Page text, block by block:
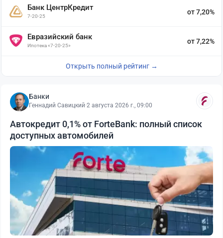
Банк ЦентрКредит
7-20-25
от 7,20%
Евразийский банк
Ипотека «7-20-25»
от 7,22%
Открыть полный рейтинг →
Банки
Геннадий Савицкий·2 августа 2026 г., 09:00
Автокредит 0,1% от ForteBank: полный список
доступных автомобилей